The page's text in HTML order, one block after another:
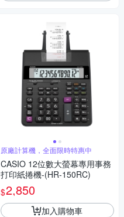
原廠計算機，全面限時特惠中
CASIO 12位數大螢幕專用事務
打印紙捲機-(HR-150RC)
$2,850
加入購物車